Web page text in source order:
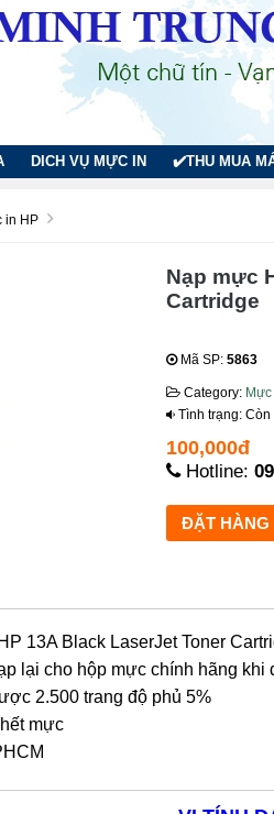
DICH VỤ MỰC IN ✔️THU MUA
in HP
Nạp mực
Cartridge
Mã SP: 5863
Category:
Tình trạng: Còn
100,000đ
Hotline:
13A Black LaserJet Toner
lại cho hộp mực chính hãng khi
2.500 trang độ phủ 5%
mực